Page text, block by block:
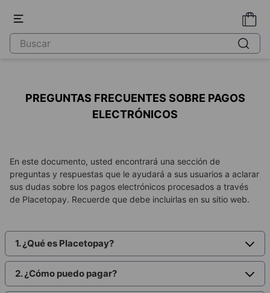
PREGUNTAS FRECUENTES SOBRE PAGOS
ELECTRÓNICOS
En este documento, usted encontrará una sección de
preguntas y respuestas que le ayudará a sus usuarios a aclarar
sus dudas sobre los pagos electrónicos procesados a través
de Placetopay. Recuerde que debe incluirlas en su sitio web.
1. ¿Qué es Placetopay?
2. ¿Cómo puedo pagar?